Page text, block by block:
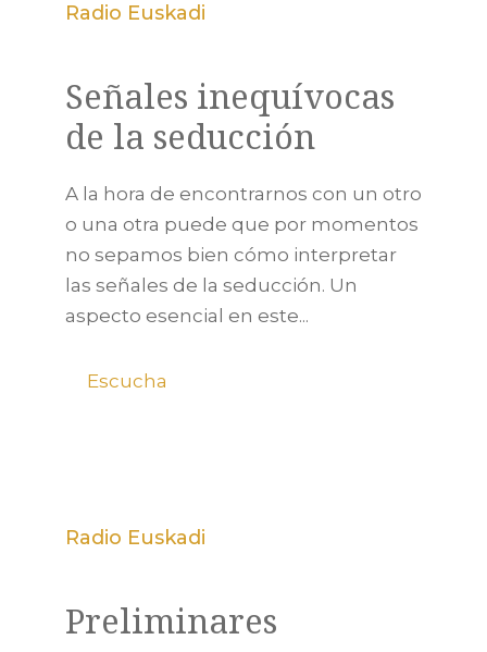
Radio Euskadi
Señales inequívocas
de la seducción
A la hora de encontrarnos con un otro
o una otra puede que por momentos
no sepamos bien cómo interpretar
las señales de la seducción. Un
aspecto esencial en este...
Escucha
Radio Euskadi
Preliminares